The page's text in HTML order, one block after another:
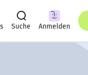
Suche Anmelden